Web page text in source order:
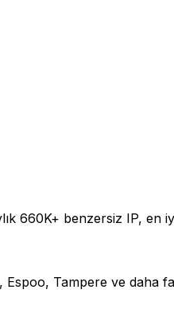
660K+ benzersiz IP, en
Tampere ve daha